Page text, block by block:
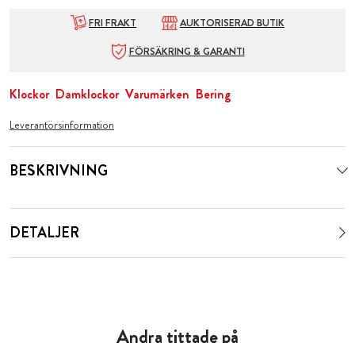
FRI FRAKT
AUKTORISERAD BUTIK
FÖRSÄKRING & GARANTI
Klockor Damklockor Varumärken Bering
Leverantörsinformation
BESKRIVNING
DETALJER
Andra tittade på